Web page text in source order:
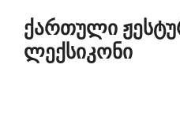
ქართული
ლექსიკონი